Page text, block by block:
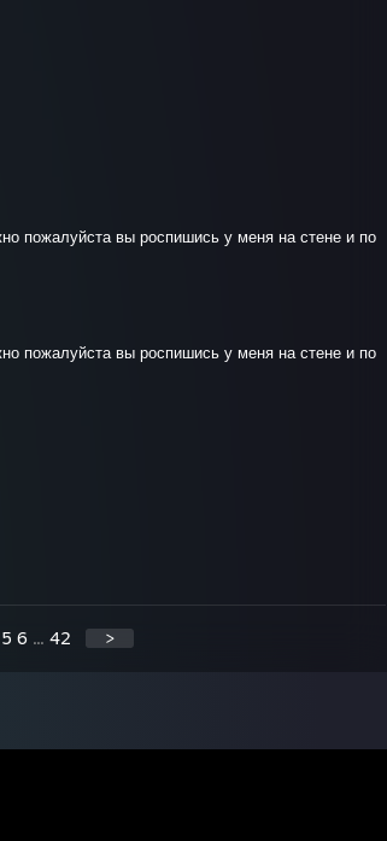
пожалуйста вы роспишись у меня на стене и по
пожалуйста вы роспишись у меня на стене и по
5 6 ... 42 >